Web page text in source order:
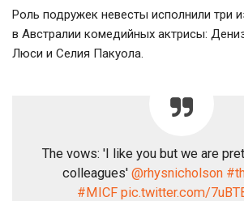
Роль подружек невесты исполнили три
в Австралии комедийных актрисы:
Люси и Селия Пакуола.
The vows: 'I like you but we are
colleagues' @rhysnicholson
#MICF pic.twitter.com/